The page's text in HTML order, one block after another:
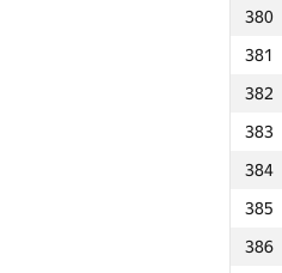
380
381
382
383
384
385
386
356
357
358
359
360
361
362